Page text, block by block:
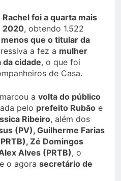
Rachel foi a quarta mais
2020, obtendo 1.522
que o titular da
a fez a mulher
da cidade, o que foi
de Casa.
a volta do público
pelo prefeito Rubão e
Ribeiro, além dos
(PV), Guilherme Farias
Zé Domingos
Alves (PRTB), o
o agora secretário de